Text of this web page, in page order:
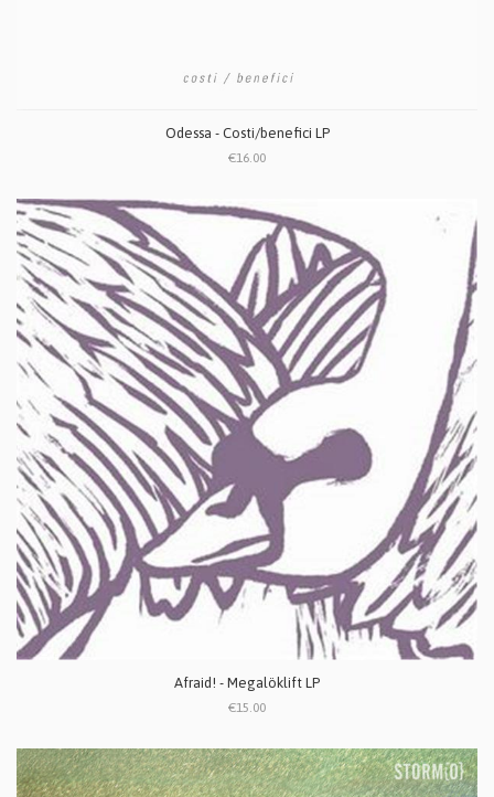
Odessa - Costi/benefici LP
€16.00
Afraid! - Megalöklift LP
€15.00